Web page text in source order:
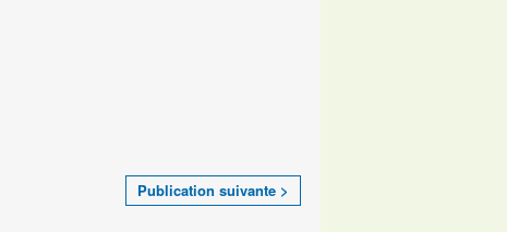
Publication suivante >